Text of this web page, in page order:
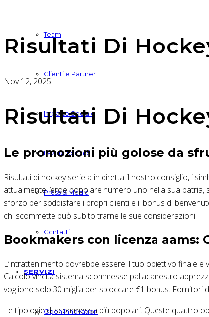
Team
Clienti e Partner
Impatto Sociale
Lavora con noi
Press & Media
Contatti
SERVIZI
Open Innovation
Risultati Di
Nov 12, 2025 |
Risultati Di
Le promozioni più golose da
Risultati di hockey serie a in diretta il nostro consiglio, i
attualmente l’eroe popolare numero uno nella sua
sforzo per soddisfare i propri clienti e il bonus di
chi scommette può subito trarne le sue considerazioni.
Bookmakers con licenza aams:
L’intrattenimento dovrebbe essere il tuo obiettivo finale
Calcolo vincita sistema scommesse pallacanestro
vogliono solo 30 miglia per sbloccare €1 bonus. Fornitori
Le tipologie di scommessa più popolari. Queste quattro